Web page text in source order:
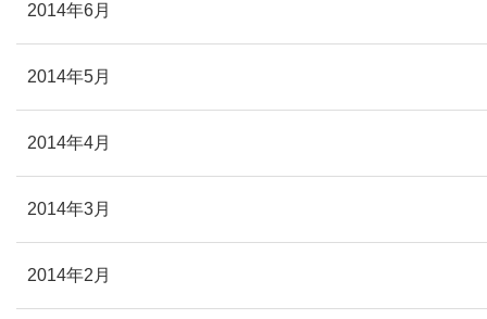
2014年6月
2014年5月
2014年4月
2014年3月
2014年2月